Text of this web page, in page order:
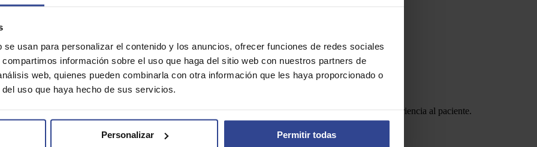
usan para personalizar el contenido y los anuncios, ofrecer funciones de redes sociales
información sobre el uso que haga del sitio web con nuestros partners de
web, quienes pueden combinarla con otra información que les haya proporcionado o
uso que haya hecho de sus servicios.
Personalizar Permitir todas
reducirlos al máximo.
mantener un equilibrio entre disponibilidad de producto y eficiencia financiera.
correcta organización del trabajo permite mejorar también la productividad y ofrecer una mejor experiencia al paciente.